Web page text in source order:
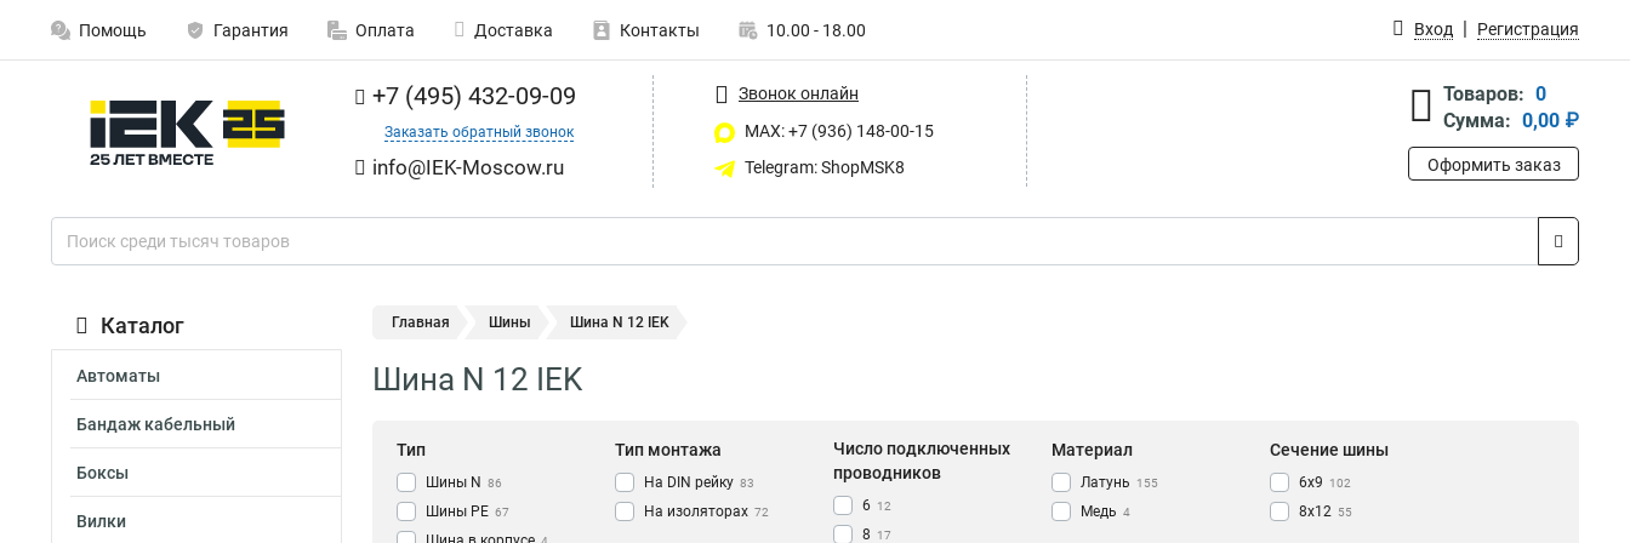
Помощь Гарантия Оплата Доставка Контакты 10.00 - 18.00 Вход Регистрация
+7 (495) 432-09-09
Заказать обратный звонок
info@IEK-Moscow.ru
Звонок онлайн
MAX: +7 (936) 148-00-15
Telegram: ShopMSK8
Товаров: 0
Сумма: 0,00 ₽
Оформить заказ
Каталог
Автоматы
Бандаж кабельный
Боксы
Вилки
Главная Шины Шина N 12 IEK
Шина N 12 IEK
Тип
Шины N 86
Шины PE 67
Тип монтажа
На DIN рейку 83
На изоляторах 72
Число подключенных
проводников
6 12
8 17
Материал
Латунь 155
Медь 4
Сечение шины
6х9 102
8х12 55